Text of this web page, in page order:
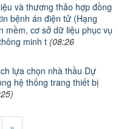
và thương thảo hợp đồng
bệnh án điện tử (Hạng
mềm, cơ sở dữ liệu phục vụ
minh t (08:26
lựa chọn nhà thầu Dự
hệ thống trang thiết bị
nhân chủ trì thực hiện
2026 (đợt 1) lần 3